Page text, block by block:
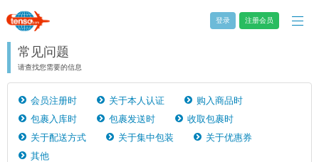
登录 注册会员
常见问题
请查找您需要的信息
会员注册时 关于本人认证
购入商品时
包裹入库时
包裹发送时
收取包裹时
关于配送方式
关于集中包装
关于优惠券
其他